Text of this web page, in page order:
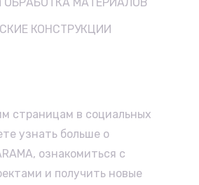
КОНСТРУКЦИИ
страницам в социальных
узнать больше о
ознакомиться с
и получить новые